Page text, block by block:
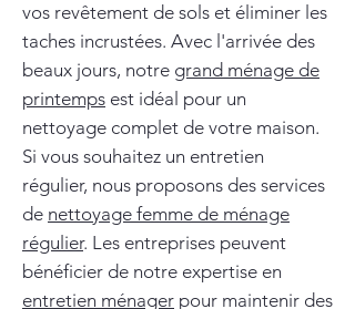
vos revêtement de sols et éliminer les
taches incrustées. Avec l'arrivée des
beaux jours, notre grand ménage de
printemps est idéal pour un
nettoyage complet de votre maison.
Si vous souhaitez un entretien
régulier, nous proposons des services
de nettoyage femme de ménage
régulier. Les entreprises peuvent
bénéficier de notre expertise en
entretien ménager pour maintenir des